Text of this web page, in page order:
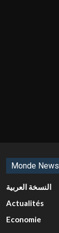
Monde News
النسخة العربية
Actualités
Economie